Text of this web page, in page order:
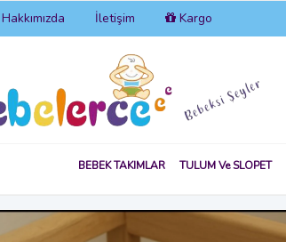
Hakkımızda İletişim Kargo
BEBEK TAKIMLAR TULUM Ve SLOPET